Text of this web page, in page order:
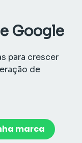
Google
para crescer
de
marca